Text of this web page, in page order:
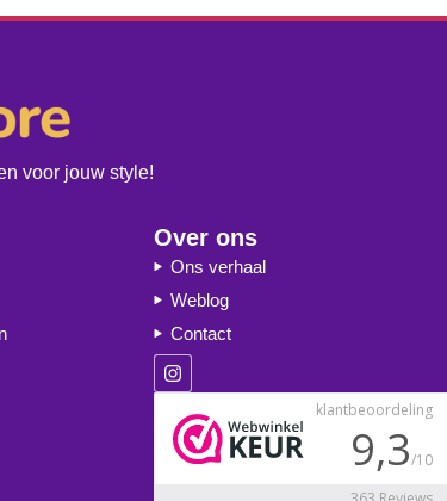
voor jouw style!
Over ons
Ons verhaal
Weblog
Contact